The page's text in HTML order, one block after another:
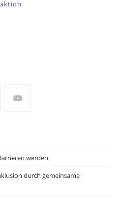
new
werden
durch gemeinsame